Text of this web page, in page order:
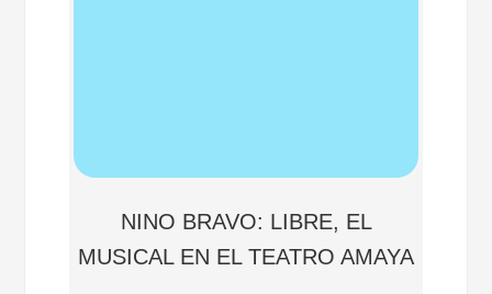
NINO BRAVO: LIBRE, EL
MUSICAL EN EL TEATRO AMAYA